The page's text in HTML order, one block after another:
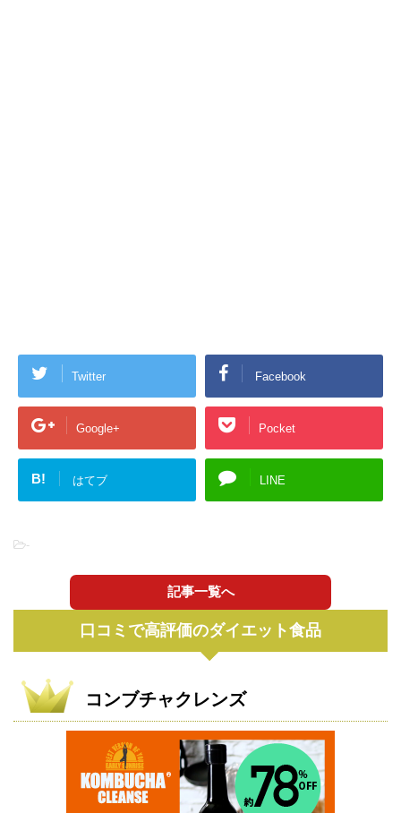
Twitter Facebook
Google+ Pocket
B! はてブ LINE
-
記事一覧へ
口コミで高評価のダイエット食品
コンブチャクレンズ